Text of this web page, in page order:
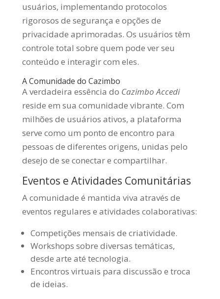
usuários, implementando protocolos
rigorosos de segurança e opções de
privacidade aprimoradas. Os usuários têm
controle total sobre quem pode ver seu
conteúdo e interagir com eles.
A Comunidade do Cazimbo
A verdadeira essência do Cazimbo Accedi
reside em sua comunidade vibrante. Com
milhões de usuários ativos, a plataforma
serve como um ponto de encontro para
pessoas de diferentes origens, unidas pelo
desejo de se conectar e compartilhar.
Eventos e Atividades Comunitárias
A comunidade é mantida viva através de
eventos regulares e atividades colaborativas:
Competições mensais de criatividade.
Workshops sobre diversas temáticas,
desde arte até tecnologia.
Encontros virtuais para discussão e troca
de ideias.